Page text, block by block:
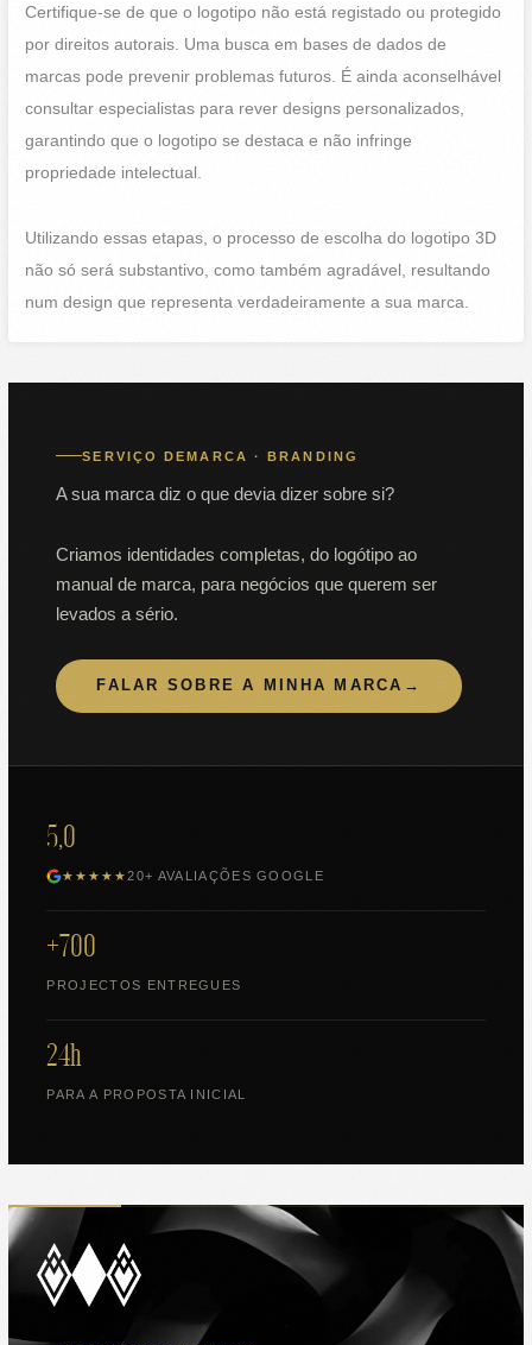
Certifique-se de que o logotipo não está registado ou protegido
por direitos autorais. Uma busca em bases de dados de
marcas pode prevenir problemas futuros. É ainda aconselhável
consultar especialistas para rever designs personalizados,
garantindo que o logotipo se destaca e não infringe
propriedade intelectual.
Utilizando essas etapas, o processo de escolha do logotipo 3D
não só será substantivo, como também agradável, resultando
num design que representa verdadeiramente a sua marca.
SERVIÇO DEMARCA · BRANDING
A sua marca diz o que devia dizer sobre si?
Criamos identidades completas, do logótipo ao
manual de marca, para negócios que querem ser
levados a sério.
FALAR SOBRE A MINHA MARCA →
5,0
★★★★★20+ AVALIAÇÕES GOOGLE
+700
PROJECTOS ENTREGUES
24h
PARA A PROPOSTA INICIAL